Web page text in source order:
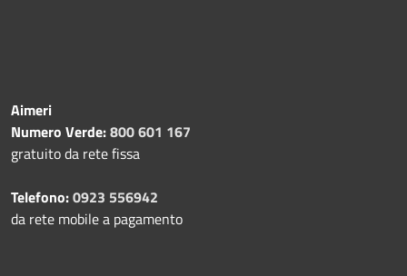
Aimeri
Numero Verde:800 601 167
gratuito da rete fissa
Telefono:0923 556942
da rete mobile a pagamento